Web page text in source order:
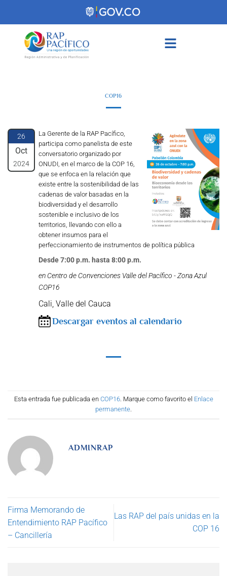
COP16
26
Oct
2024
La Gerente de la RAP Pacífico,
participa como panelista de este
conversatorio organizado por
ONUDI, en el marco de la COP 16,
que se enfoca en la relación que
existe entre la sostenibilidad de las
cadenas de valor basadas en la
biodiversidad y el desarrollo
sostenible e inclusivo de los
territorios, llevando con ello a
obtener insumos para el
perfeccionamiento de instrumentos de política pública
Desde 7:00 p.m. hasta 8:00 p.m.
en Centro de Convenciones Valle del Pacífico - Zona Azul
COP16
Cali, Valle del Cauca
Descargar eventos al calendario
Esta entrada fue publicada en COP16. Marque como favorito el Enlace
permanente.
ADMINRAP
Firma Memorando de
Entendimiento RAP Pacífico
– Cancillería
Las RAP del país unidas en la
COP 16